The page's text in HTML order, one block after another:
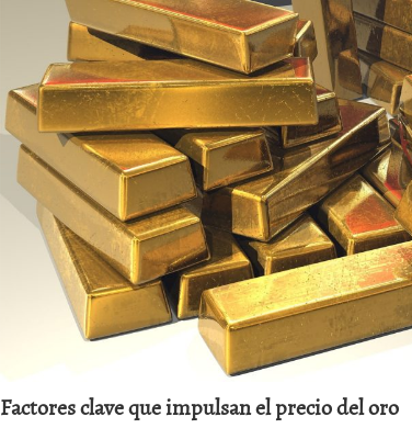
Factores clave que impulsan el precio del oro